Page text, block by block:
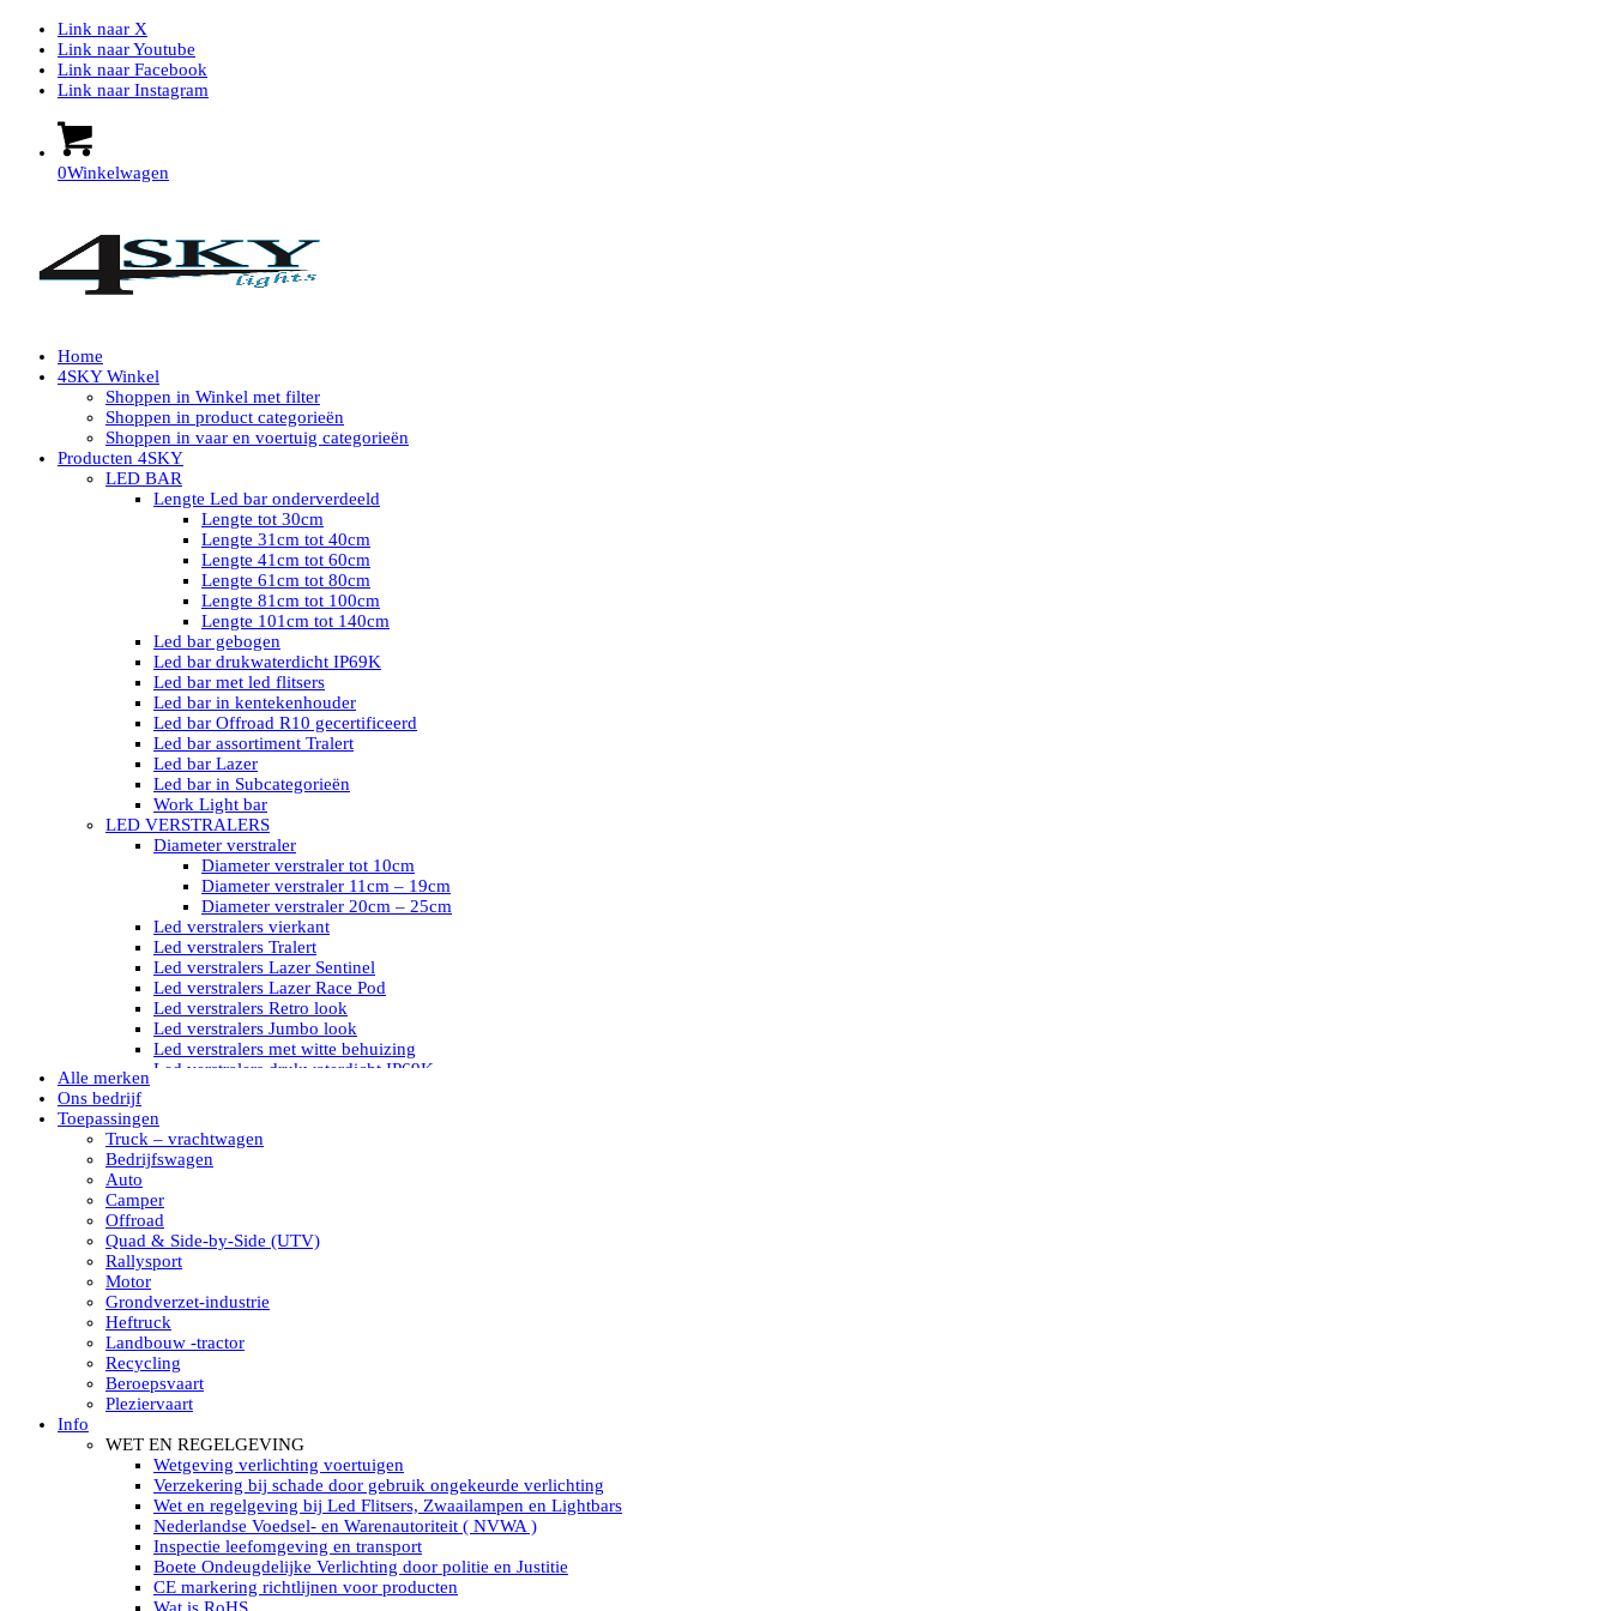
Link naar X
Link naar Youtube
Link naar Facebook
Link naar Instagram
0Winkelwagen
Home
4SKY Winkel
Shoppen in Winkel met filter
Shoppen in product categorieën
Shoppen in vaar en voertuig categorieën
Producten 4SKY
LED BAR
Lengte Led bar onderverdeeld
Lengte tot 30cm
Lengte 31cm tot 40cm
Lengte 41cm tot 60cm
Lengte 61cm tot 80cm
Lengte 81cm tot 100cm
Lengte 101cm tot 140cm
Led bar gebogen
Led bar drukwaterdicht IP69K
Led bar met led flitsers
Led bar in kentekenhouder
Led bar Offroad R10 gecertificeerd
Led bar assortiment Tralert
Led bar Lazer
Led bar in Subcategorieën
Work Light bar
LED VERSTRALERS
Diameter verstraler
Diameter verstraler tot 10cm
Diameter verstraler 11cm – 19cm
Diameter verstraler 20cm – 25cm
Led verstralers vierkant
Led verstralers Tralert
Led verstralers Lazer Sentinel
Led verstralers Lazer Race Pod
Led verstralers Retro look
Led verstralers Jumbo look
Led verstralers met witte behuizing
Led verstralers drukwaterdicht IP69K
LED WERKLAMPEN
Model werklamp
Led werklamp vierkant
Led werklamp ovaal
Led werklamp kleur wit
Combinatie LED werklampen
Led achteruitrijverlichting
Led onderbouw achteruitrijlamp
Led werklamp industrieel
Led veiligheidsverlichting
Led werklamp tractor
Led werklamp ADR
Led werklamp drukwaterdicht IP69K
Led werklampen assortiment Tralert
Led breedstralers Lazer
Led werklampen in Subcategorieën
LED WERKVERLICHTING
LED’s work werklamp met accu
LED’s work werklamp portable 220V
LED’s work werklamp Hybride
Led lichtslang 220 Volt
LED’s work werklamp met statief 220V
Alle merken
Ons bedrijf
Toepassingen
Truck – vrachtwagen
Bedrijfswagen
Auto
Camper
Offroad
Quad & Side-by-Side (UTV)
Rallysport
Motor
Grondverzet-industrie
Heftruck
Landbouw -tractor
Recycling
Beroepsvaart
Pleziervaart
Info
WET EN REGELGEVING
Wetgeving verlichting voertuigen
Verzekering bij schade door gebruik ongekeurde verlichting
Wet en regelgeving bij Led Flitsers, Zwaailampen en Lightbars
Nederlandse Voedsel- en Warenautoriteit ( NVWA )
Inspectie leefomgeving en transport
Boete Ondeugdelijke Verlichting door politie en Justitie
CE markering richtlijnen voor producten